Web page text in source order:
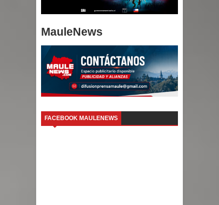
MauleNews
FACEBOOK MAULENEWS